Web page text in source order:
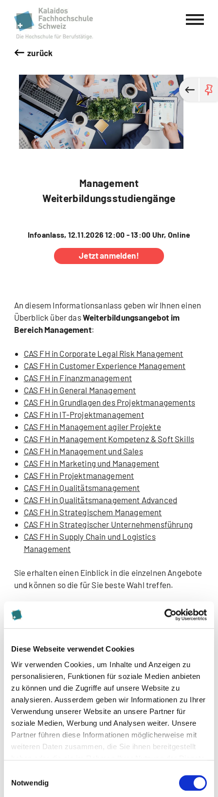
Diese Webseite verwendet Cookies
Wir verwenden Cookies, um Inhalte und Anzeigen zu
personalisieren, Funktionen für soziale Medien anbieten
zu können und die Zugriffe auf unsere Website zu
analysieren. Ausserdem geben wir Informationen zu Ihrer
Verwendung unserer Website an unsere Partner für
soziale Medien, Werbung und Analysen weiter. Unsere
Partner führen diese Informationen möglicherweise mit
weiteren Daten zusammen, die Sie ihnen bereitgestellt
Notwendig
Kalaidos Fachhochschule Schweiz
zurück
Management
Weiterbildungsstudiengänge
Infoanlass, 12.11.2026 12:00 - 13:00 Uhr, Online
Jetzt anmelden!
An diesem Informationsanlass geben wir Ihnen einen
Überblick über dasWeiterbildungsangebot im
Bereich Management:
CAS FH in Corporate Legal Risk Management
CAS FH in Customer Experience Management
CAS FH in Finanzmanagement
CAS FH in General Management
CAS FH in Grundlagen des Projektmanagements
CAS FH in IT-Projektmanagement
CAS FH in Management agiler Projekte
CAS FH in Management Kompetenz & Soft Skills
CAS FH in Management und Sales
CAS FH in Marketing und Management
CAS FH in Projektmanagement
CAS FH in Qualitätsmanagement
CAS FH in Qualitätsmanagement Advanced
CAS FH in Strategischem Management
CAS FH in Strategischer Unternehmensführung
CAS FH in Supply Chain und Logistics
Management
Sie erhalten einen Einblick in die einzelnen Angebote
und können so die für Sie beste Wahl treffen.
Wir freuen uns auf Ihre Teilnahme!